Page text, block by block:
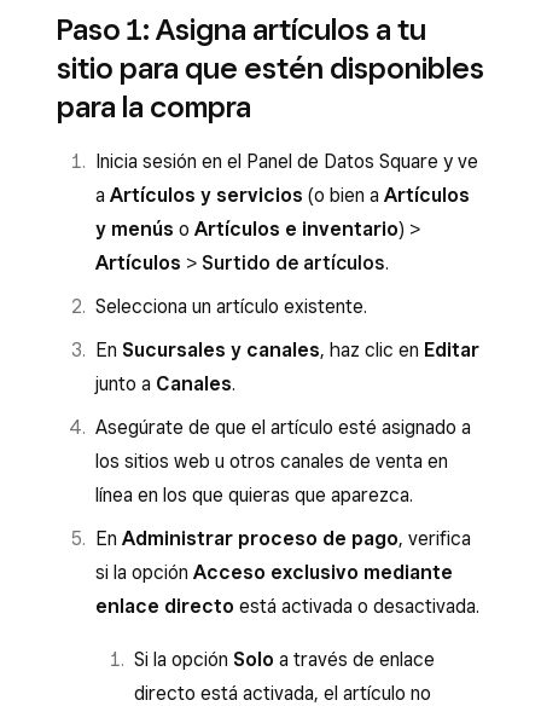
Paso 1: Asigna artículos a tu
sitio para que estén disponibles
para la compra
Inicia sesión en el Panel de Datos Square y ve
a Artículos y servicios (o bien a Artículos
y menús o Artículos e inventario) >
Artículos > Surtido de artículos.
Selecciona un artículo existente.
En Sucursales y canales, haz clic en Editar
junto a Canales.
Asegúrate de que el artículo esté asignado a
los sitios web u otros canales de venta en
línea en los que quieras que aparezca.
En Administrar proceso de pago, verifica
si la opción Acceso exclusivo mediante
enlace directo está activada o desactivada.
Si la opción Solo a través de enlace
directo está activada, el artículo no